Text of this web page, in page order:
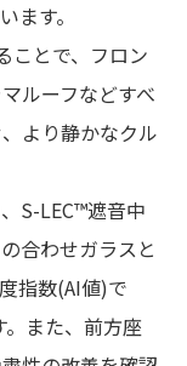
ます。
ことで、フロン
ルーフなどすべ
より静かなクル
S-LEC™遮音中
合わせガラスと
指数(AI値)で
また、前方座